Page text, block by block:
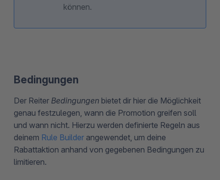
können.
Bedingungen
Der Reiter Bedingungen bietet dir hier die Möglichkeit
genau festzulegen, wann die Promotion greifen soll
und wann nicht. Hierzu werden definierte Regeln aus
deinem Rule Builder angewendet, um deine
Rabattaktion anhand von gegebenen Bedingungen zu
limitieren.